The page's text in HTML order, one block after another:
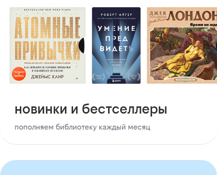
новинки и бестселлеры
пополняем библиотеку каждый месяц